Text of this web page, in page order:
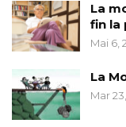
La
fin la
Mai 6,
La
Mar